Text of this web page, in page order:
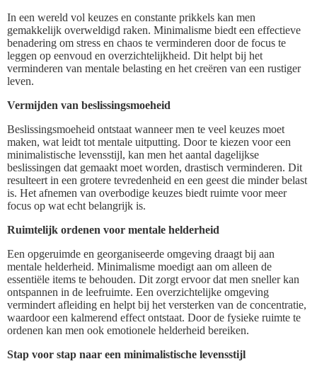
In een wereld vol keuzes en constante prikkels kan men
gemakkelijk overweldigd raken. Minimalisme biedt een effectieve
benadering om stress en chaos te verminderen door de focus te
leggen op eenvoud en overzichtelijkheid. Dit helpt bij het
verminderen van mentale belasting en het creëren van een rustiger
leven.
Vermijden van beslissingsmoeheid
Beslissingsmoeheid ontstaat wanneer men te veel keuzes moet
maken, wat leidt tot mentale uitputting. Door te kiezen voor een
minimalistische levensstijl, kan men het aantal dagelijkse
beslissingen dat gemaakt moet worden, drastisch verminderen. Dit
resulteert in een grotere tevredenheid en een geest die minder belast
is. Het afnemen van overbodige keuzes biedt ruimte voor meer
focus op wat echt belangrijk is.
Ruimtelijk ordenen voor mentale helderheid
Een opgeruimde en georganiseerde omgeving draagt bij aan
mentale helderheid. Minimalisme moedigt aan om alleen de
essentiële items te behouden. Dit zorgt ervoor dat men sneller kan
ontspannen in de leefruimte. Een overzichtelijke omgeving
vermindert afleiding en helpt bij het versterken van de concentratie,
waardoor een kalmerend effect ontstaat. Door de fysieke ruimte te
ordenen kan men ook emotionele helderheid bereiken.
Stap voor stap naar een minimalistische levensstijl